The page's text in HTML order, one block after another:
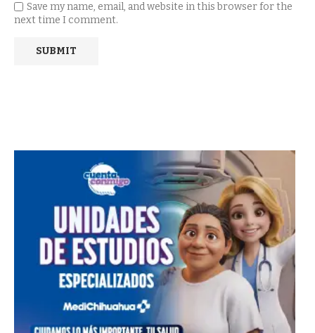
Save my name, email, and website in this browser for the
next time I comment.